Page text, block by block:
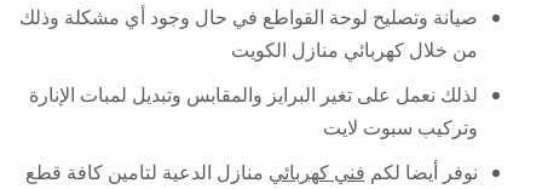
صيانة وتصليح لوحة القواطع في حال وجود أي مشكلة وذلك
من خلال كهربائي منازل الكويت
لذلك نعمل على تغير البرايز والمقابس وتبديل لمبات الإنارة
وتركيب سبوت لايت
نوفر أيضا لكم فني كهربائي منازل الدعية لتامين كافة قطع